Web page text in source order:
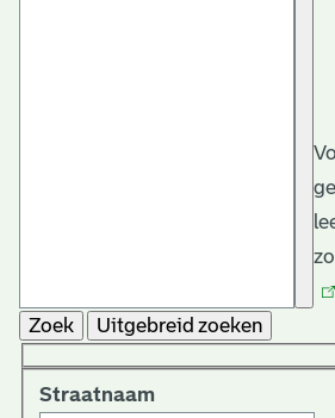
Zoek
Uitgebreid zoeken
Straatnaam